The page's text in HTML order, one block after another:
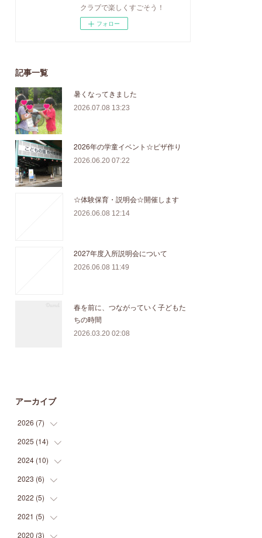
クラブで楽しくすごそう！
フォロー
記事一覧
暑くなってきました
2026.07.08 13:23
2026年の学童イベント☆ピザ作り
2026.06.20 07:22
☆体験保育・説明会☆開催します
2026.06.08 12:14
2027年度入所説明会について
2026.06.08 11:49
春を前に、つながっていく子どもた
ちの時間
2026.03.20 02:08
アーカイブ
2026 (7)
(1
(3
(
)
(
)
(
)
2025 (14)
(1
(
)
(
)
(
)
(
)
2024 (10)
(
)
(
)
(
)
(
)
2023 (6)
(
)
(
)
(
)
2022 (5)
(
)
(
)
2021 (5)
(
)
2020 (3)